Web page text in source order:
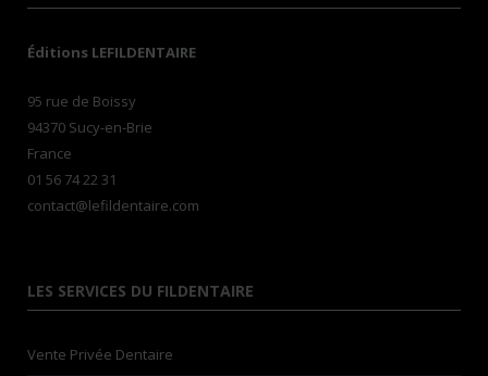
Éditions LEFILDENTAIRE
95 rue de Boissy
94370 Sucy-en-Brie
France
01 56 74 22 31
contact@lefildentaire.com
LES SERVICES DU FILDENTAIRE
Vente Privée Dentaire